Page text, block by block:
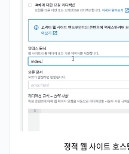
정적 웹 사이트 호